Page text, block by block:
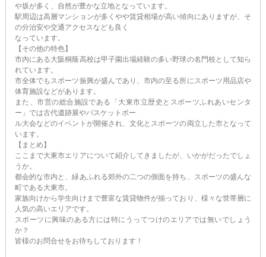
や坂が多く、自然が豊かな立地となっています。
駅周辺は高層マンションが多くやや賃貸相場が高い傾向にありますが、そ
の分治安や交通アクセスなども良く
なっています。
【その他の特色】
市内にある大阪桐蔭高校は甲子園出場経験の多い野球の名門校として知ら
れています。
市全体でもスポーツ振興が盛んであり、市内の至る所にスポーツ用品店や
体育施設などがあります。
また、市営の総合施設である「大東市立歴史とスポーツふれあいセンタ
ー」では古代遺跡展やバスケットボー
ル大会などのイベントが開催され、文化とスポーツの両立した市となって
います。
【まとめ】
ここまで大東市エリアについて紹介してきましたが、いかがだったでしょ
うか。
都会的な市内と、緑あふれる郊外の二つの側面を持ち、スポーツの盛んな
町である大東市。
家族向けから学生向けまで豊富な賃貸物件が揃っており、様々な世帯層に
人気の高いエリアです。
スポーツに興味のある方には特にうってつけのエリアでは無いでしょう
か？
皆様のお問合せをお待ちしております！